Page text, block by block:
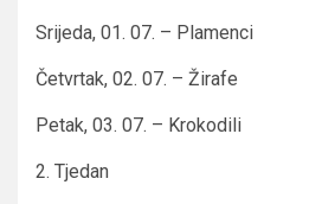
Srijeda, 01. 07. – Plamenci
Četvrtak, 02. 07. – Žirafe
Petak, 03. 07. – Krokodili
2. Tjedan